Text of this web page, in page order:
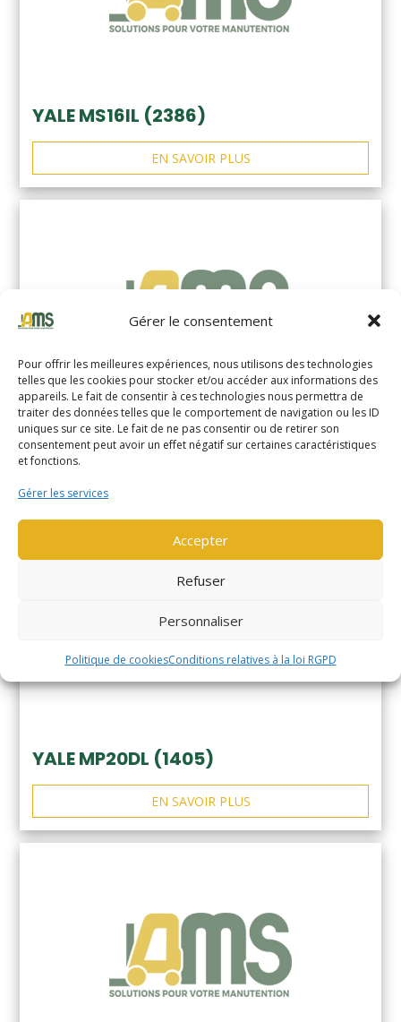
Gérer le consentement
Pour offrir les meilleures expériences, nous utilisons des technologies
telles que les cookies pour stocker et/ou accéder aux informations des
appareils. Le fait de consentir à ces technologies nous permettra de
traiter des données telles que le comportement de navigation ou les ID
uniques sur ce site. Le fait de ne pas consentir ou de retirer son
consentement peut avoir un effet négatif sur certaines caractéristiques
et fonctions.
Gérer les services
Accepter
Refuser
Personnaliser
Politique de cookiesConditions relatives à la loi RGPD
YALE MS16IL (2386)
EN SAVOIR PLUS
YALE MS14XIL (2510)
YALE MP20DL (1405)
EN SAVOIR PLUS